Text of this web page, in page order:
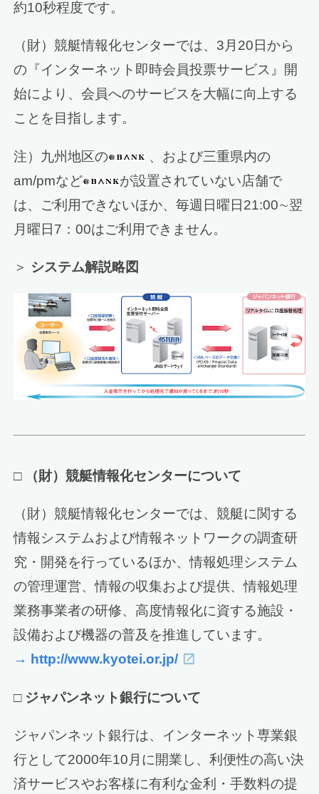
約10秒程度です。
（財）競艇情報化センターでは、3月20日から
の『インターネット即時会員投票サービス』開
始により、会員へのサービスを大幅に向上する
ことを目指します。
注）九州地区の
、および三重県内の
am/pmなど
が設置されていない店舗で
は、ご利用できないほか、毎週日曜日21:00∼翌
月曜日7：00はご利用できません。
＞ システム解説略図
□ （財）競艇情報化センターについて
（財）競艇情報化センターでは、競艇に関する
情報システムおよび情報ネットワークの調査研
究・開発を行っているほか、情報処理システム
の管理運営、情報の収集および提供、情報処理
業務事業者の研修、高度情報化に資する施設・
設備および機器の普及を推進しています。
→ http://www.kyotei.or.jp/
□ ジャパンネット銀行について
ジャパンネット銀行は、インターネット専業銀
行として2000年10月に開業し、利便性の高い決
済サービスやお客様に有利な金利・手数料の提